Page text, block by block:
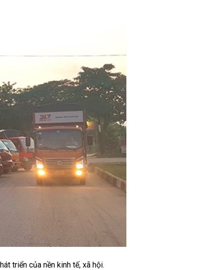
triển của nền kinh tế, xã hội.